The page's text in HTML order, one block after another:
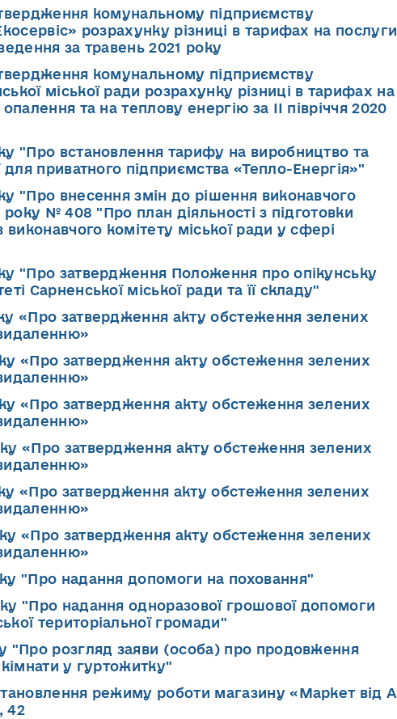
комунальному підприємству
розрахунку різниці в тарифах на послуги
за травень 2021 року
комунальному підприємству
міської ради розрахунку різниці в тарифах на
та на теплову енергію за ІІ півріччя 2020
"Про встановлення тарифу на виробництво та
для приватного підприємства «Тепло-Енергія»"
"Про внесення змін до рішення виконавчого
№ 408 "Про план діяльності з підготовки
виконавчого комітету міської ради у сфері
"Про затвердження Положення про опікунську
Сарненської міської ради та її складу"
«Про затвердження акту обстеження зелених
«Про затвердження акту обстеження зелених
«Про затвердження акту обстеження зелених
«Про затвердження акту обстеження зелених
«Про затвердження акту обстеження зелених
«Про затвердження акту обстеження зелених
"Про надання допомоги на поховання"
"Про надання одноразової грошової допомоги
територіальної громади"
"Про розгляд заяви (особа) про продовження
у гуртожитку"
режиму роботи магазину «Маркет від А
42